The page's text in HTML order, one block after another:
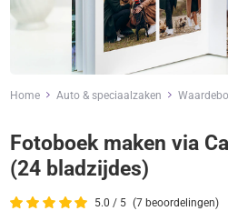
Home Auto & speciaalzaken
Fotoboek maken via
(24 bladzijdes)
5.0 / 5 (7 beoordelingen)